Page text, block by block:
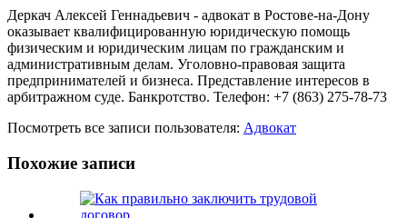
Деркач Алексей Геннадьевич - адвокат в Ростове-на-Дону
оказывает квалифицированную юридическую помощь
физическим и юридическим лицам по гражданским и
административным делам. Уголовно-правовая защита
предпринимателей и бизнеса. Представление интересов в
арбитражном суде. Банкротство. Телефон: +7 (863) 275-78-73
Посмотреть все записи пользователя: Адвокат
Похожие записи